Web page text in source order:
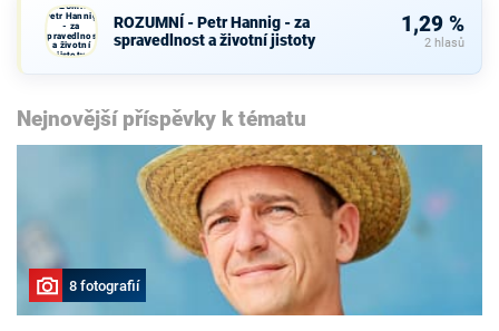
ROZUMNÍ -
Petr Hannig
- za
spravedlnost
a životní
jistoty
ROZUMNÍ - Petr Hannig - za
spravedlnost a životní jistoty
1,29 %
2 hlasů
Nejnovější příspěvky k tématu
8 fotografií